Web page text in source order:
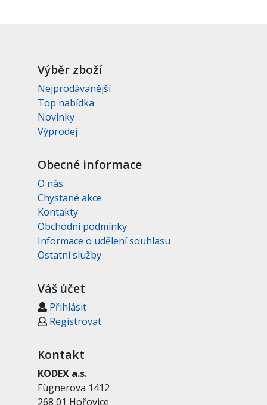
Výběr zboží
Nejprodávanější
Top nabídka
Novinky
Výprodej
Obecné informace
O nás
Chystané akce
Kontakty
Obchodní podmínky
Informace o udělení souhlasu
Ostatní služby
Váš účet
Přihlásit
Registrovat
Kontakt
KODEX a.s.
Fügnerova 1412
268 01 Hořovice